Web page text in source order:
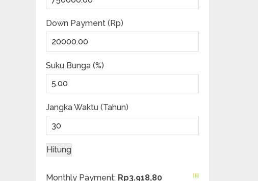
Down Payment (Rp)
Suku Bunga (%)
Jangka Waktu (Tahun)
Monthly Payment: Rp3.918,80